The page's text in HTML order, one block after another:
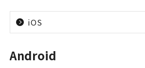
iOS
Android